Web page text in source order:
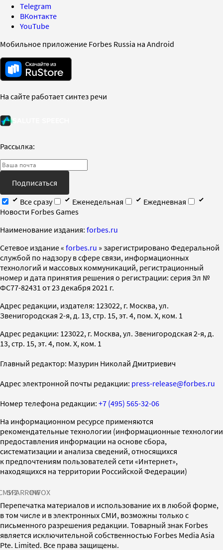
Telegram
ВКонтакте
YouTube
Мобильное приложение Forbes Russia на Android
На сайте работает синтез речи
Рассылка:
Подписаться
Все сразу
Еженедельная
Ежедневная
Новости Forbes Games
Наименование издания: forbes.ru
Cетевое издание « forbes.ru » зарегистрировано Федеральной
службой по надзору в сфере связи, информационных
технологий и массовых коммуникаций, регистрационный
номер и дата принятия решения о регистрации: серия Эл №
ФС77-82431 от 23 декабря 2021 г.
Адрес редакции, издателя: 123022, г. Москва, ул.
Звенигородская 2-я, д. 13, стр. 15, эт. 4, пом. X, ком. 1
Адрес редакции: 123022, г. Москва, ул. Звенигородская 2-я, д.
13, стр. 15, эт. 4, пом. X, ком. 1
Главный редактор: Мазурин Николай Дмитриевич
Адрес электронной почты редакции: press-release@forbes.ru
Номер телефона редакции: +7 (495) 565-32-06
На информационном ресурсе применяются
рекомендательные технологии (информационные технологии
предоставления информации на основе сбора,
систематизации и анализа сведений, относящихся
к предпочтениям пользователей сети «Интернет»,
находящихся на территории Российской Федерации)
SPARROWINFOX
Перепечатка материалов и использование их в любой форме,
в том числе и в электронных СМИ, возможны только с
письменного разрешения редакции. Товарный знак Forbes
является исключительной собственностью Forbes Media Asia
Pte. Limited. Все права защищены.